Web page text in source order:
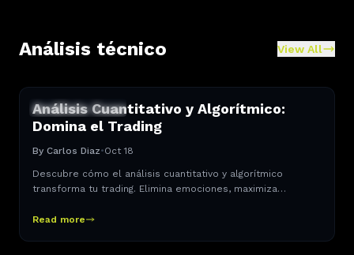
Análisis técnico View All
ANÁLISIS TÉCNICO
Análisis Cuantitativo y Algorítmico:
Domina el Trading
By Carlos Diaz•Oct 18
Descubre cómo el análisis cuantitativo y algorítmico
transforma tu trading. Elimina emociones, maximiza
ahora!
Read more